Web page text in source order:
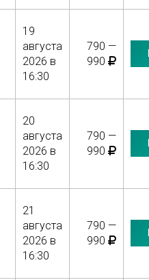
19
августа
2026 в
16:30
790 —
990
20
августа
2026 в
16:30
790 —
990
21
августа
2026 в
16:30
790 —
990